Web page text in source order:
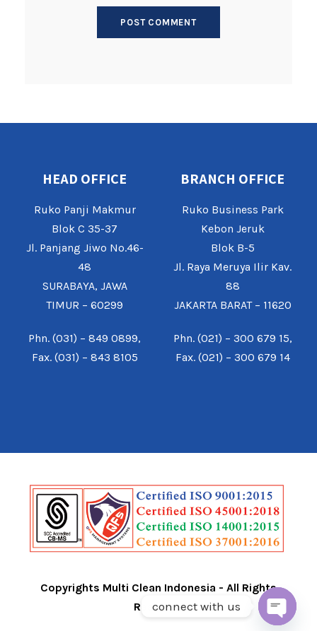
HEAD OFFICE
Ruko Panji Makmur
Blok C 35-37
Jl. Panjang Jiwo No.46-
48
SURABAYA, JAWA
TIMUR – 60299
Phn. (031) – 849 0899,
Fax. (031) – 843 8105
BRANCH OFFICE
Ruko Business Park
Kebon Jeruk
Blok B-5
Jl. Raya Meruya Ilir Kav.
88
JAKARTA BARAT – 11620
Phn. (021) – 300 679 15,
Fax. (021) – 300 679 14
Copyrights Multi Clean Indonesia - All Rights
Reserved
connect with us
O